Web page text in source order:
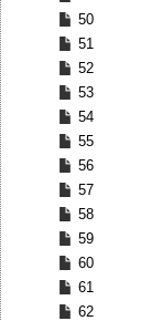
50
51
52
53
54
55
56
57
58
59
60
61
62